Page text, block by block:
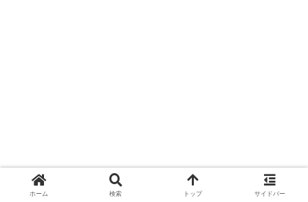
ホーム 検索 トップ サイドバー